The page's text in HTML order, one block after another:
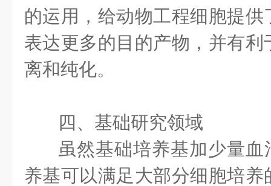
的运用，给动物工程细胞提
表达更多的目的产物，并有
离和纯化。
四、基础研究领域
虽然基础培养基加少量
养基可以满足大部分细胞培